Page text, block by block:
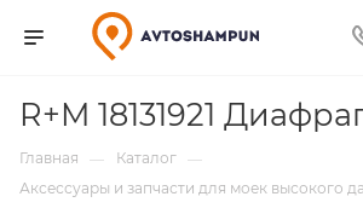
R+M 18131921
Главная — Каталог —
Аксессуары и запчасти для моек высокого